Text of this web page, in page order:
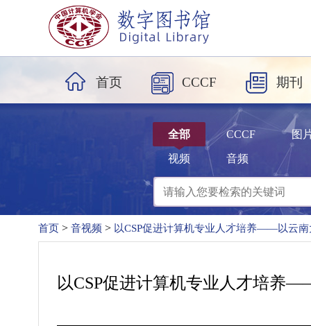
首页 CCCF 期刊
全部 CCCF 图
视频 音频
热搜词： 算法 数据 计算
首页 > 音视频 > 以CSP促进计算机专业人才培养——以云南
以CSP促进计算机专业人才培养